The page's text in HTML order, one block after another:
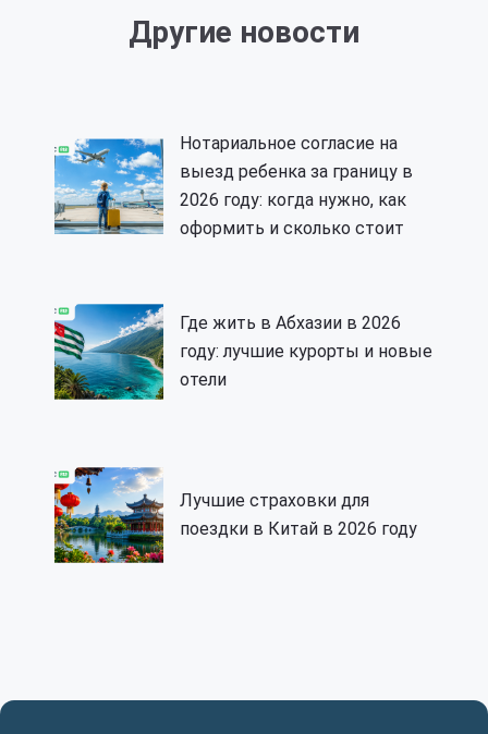
Другие новости
Нотариальное согласие на
выезд ребенка за границу в
2026 году: когда нужно, как
оформить и сколько стоит
Где жить в Абхазии в 2026
году: лучшие курорты и новые
отели
Лучшие страховки для
поездки в Китай в 2026 году